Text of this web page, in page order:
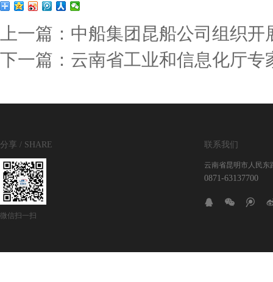
上一篇： 中船集团昆船公司组织开
下一篇： 云南省工业和信息化厅
分享 / SHARE
微信扫一扫
联系我们
云南省昆明市人民东
0871-63137700